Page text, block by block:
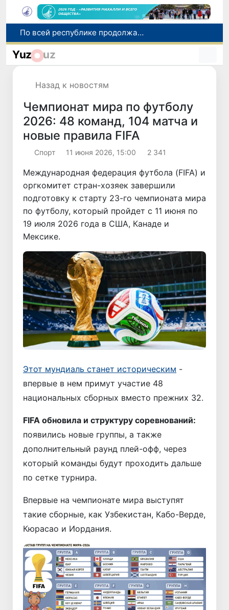
Оказавшийся в сложной ситуации в Германии соотечественник возвращен в Узбекистан
В Узбекистане определили порядок создания и эксплуатации платных автодорог
Yuz uz
Назад к новостям
Чемпионат мира по футболу
2026: 48 команд, 104 матча и
новые правила FIFA
Спорт 11 июня 2026, 15:00 2 341
Международная федерация футбола (FIFA) и
оргкомитет стран-хозяек завершили
подготовку к старту 23-го чемпионата мира
по футболу, который пройдет с 11 июня по
19 июля 2026 года в США, Канаде и
Мексике.
Этот мундиаль станет историческим -
впервые в нем примут участие 48
национальных сборных вместо прежних 32.
FIFA обновила и структуру соревнований:
появились новые группы, а также
дополнительный раунд плей-офф, через
который команды будут проходить дальше
по сетке турнира.
Впервые на чемпионате мира выступят
такие сборные, как Узбекистан, Кабо-Верде,
Кюрасао и Иордания.